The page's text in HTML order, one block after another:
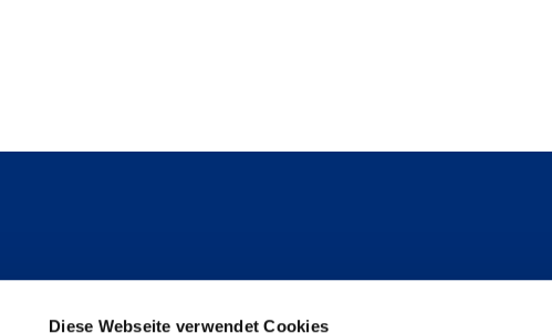
Diese Webseite verwendet Cookies